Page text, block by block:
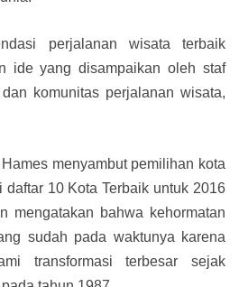
perjalanan wisata terbaik
ide yang disampaikan oleh staf
komunitas perjalanan wisata,
menyambut pemilihan kota
10 Kota Terbaik untuk 2016
mengatakan bahwa kehormatan
sudah pada waktunya karena
transformasi terbesar sejak